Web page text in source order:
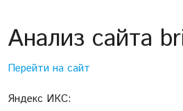
Анализ сайта
Перейти на сайт
Яндекс ИКС: